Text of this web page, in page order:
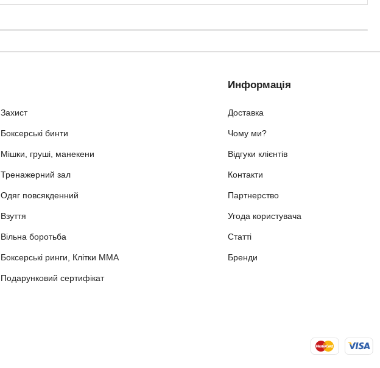
Захист
Боксерські бинти
Мішки, груші, манекени
Тренажерний зал
Одяг повсякденний
Взуття
Вільна боротьба
Боксерські ринги, Клітки ММА
Подарунковий сертифікат
Информація
Доставка
Чому ми?
Відгуки клієнтів
Контакти
Партнерство
Угода користувача
Статті
Бренди